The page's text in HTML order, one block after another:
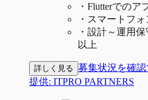
・ Flutterでのア
・ スマートフ
・ 設計～運用
以上
詳しく見る 募集状況を確認
提供: ITPRO PARTNERS